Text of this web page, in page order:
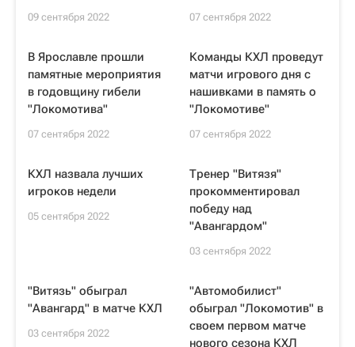
09 сентября 2022 07 сентября 2022
В Ярославле прошли
памятные мероприятия
в годовщину гибели
"Локомотива"
07 сентября 2022
Команды КХЛ проведут
матчи игрового дня с
нашивками в память о
"Локомотиве"
07 сентября 2022
КХЛ назвала лучших
игроков недели
05 сентября 2022
Тренер "Витязя"
прокомментировал
победу над
"Авангардом"
03 сентября 2022
"Витязь" обыграл
"Авангард" в матче КХЛ
03 сентября 2022
"Автомобилист"
обыграл "Локомотив" в
своем первом матче
нового сезона КХЛ